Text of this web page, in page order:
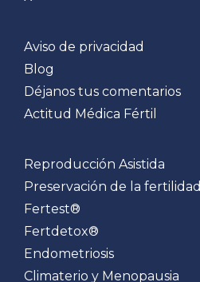
Aviso de privacidad
Blog
Déjanos tus comentarios
Actitud Médica Fértil
Reproducción Asistida
Preservación de la fertilidad
Fertest®
Fertdetox®
Endometriosis
Climaterio y Menopausia